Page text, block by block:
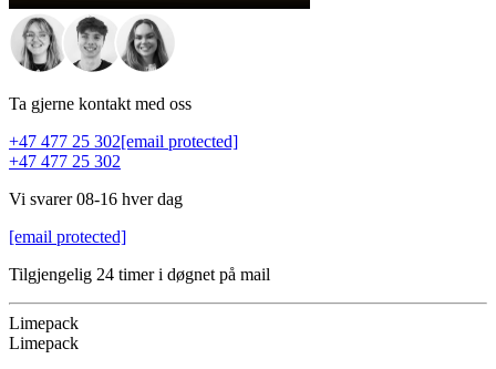
Ta gjerne kontakt med oss
+47 477 25 302[email protected]
+47 477 25 302
Vi svarer 08-16 hver dag
[email protected]
Tilgjengelig 24 timer i døgnet på mail
Limepack
Limepack